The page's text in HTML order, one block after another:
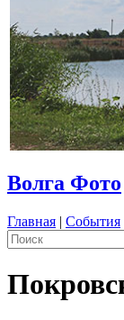
Волга Фото
Главная | События